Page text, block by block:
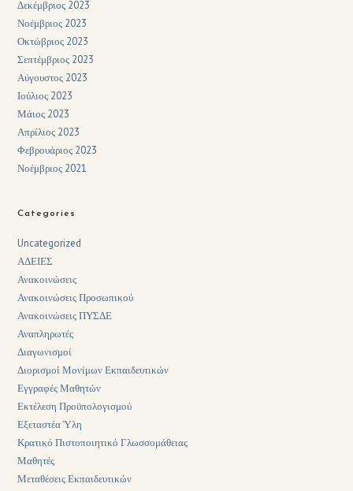
Δεκέμβριος 2023
Νοέμβριος 2023
Οκτώβριος 2023
Σεπτέμβριος 2023
Αύγουστος 2023
Ιούλιος 2023
Μάιος 2023
Απρίλιος 2023
Φεβρουάριος 2023
Νοέμβριος 2021
Categories
Uncategorized
ΑΔΕΙΕΣ
Ανακοινώσεις
Ανακοινώσεις Προσωπικού
Ανακοινώσεις ΠΥΣΔΕ
Αναπληρωτές
Διαγωνισμοί
Διορισμοί Μονίμων Εκπαιδευτικών
Εγγραφές Μαθητών
Εκτέλεση Προϋπολογισμού
Εξεταστέα Ύλη
Κρατικό Πιστοποιητικό Γλωσσομάθειας
Μαθητές
Μεταθέσεις Εκπαιδευτικών